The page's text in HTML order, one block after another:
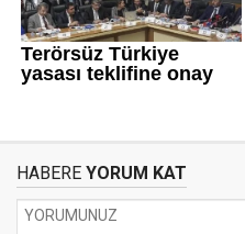
HABERE YORUM KAT